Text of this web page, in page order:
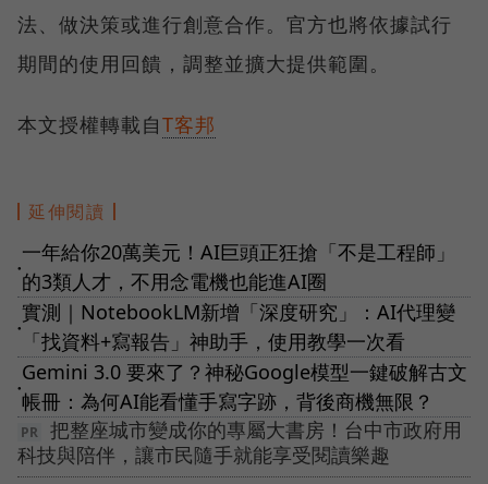
法、做決策或進行創意合作。官方也將依據試行
期間的使用回饋，調整並擴大提供範圍。
本文授權轉載自T客邦
延伸閱讀
●
一年給你20萬美元！AI巨頭正狂搶「不是工程師」
的3類人才，不用念電機也能進AI圈
●
實測｜NotebookLM新增「深度研究」：AI代理變
「找資料+寫報告」神助手，使用教學一次看
●
Gemini 3.0 要來了？神秘Google模型一鍵破解古文
帳冊：為何AI能看懂手寫字跡，背後商機無限？
把整座城市變成你的專屬大書房！台中市政府用
科技與陪伴，讓市民隨手就能享受閱讀樂趣